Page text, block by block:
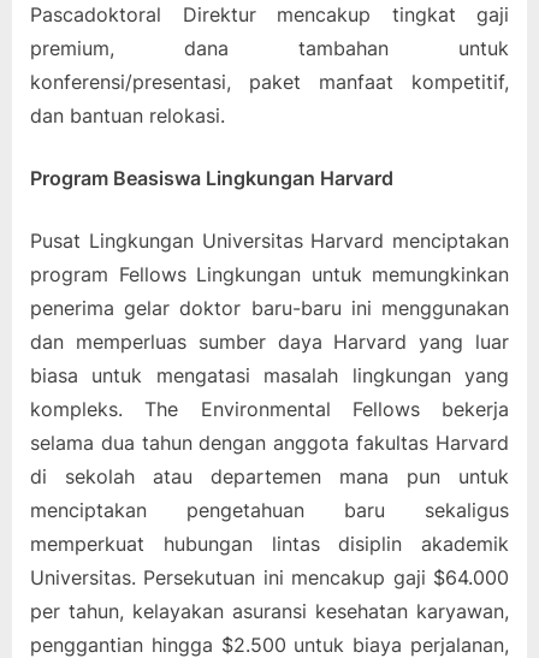
Pascadoktoral Direktur mencakup tingkat gaji
premium, dana tambahan untuk
konferensi/presentasi, paket manfaat kompetitif,
dan bantuan relokasi.
Program Beasiswa Lingkungan Harvard
Pusat Lingkungan Universitas Harvard menciptakan
program Fellows Lingkungan untuk memungkinkan
penerima gelar doktor baru-baru ini menggunakan
dan memperluas sumber daya Harvard yang luar
biasa untuk mengatasi masalah lingkungan yang
kompleks. The Environmental Fellows bekerja
selama dua tahun dengan anggota fakultas Harvard
di sekolah atau departemen mana pun untuk
menciptakan pengetahuan baru sekaligus
memperkuat hubungan lintas disiplin akademik
Universitas. Persekutuan ini mencakup gaji $64.000
per tahun, kelayakan asuransi kesehatan karyawan,
penggantian hingga $2.500 untuk biaya perjalanan,